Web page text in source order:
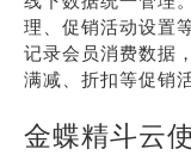
理、促销活动设置
记录会员消费数据
满减、折扣等促销
金蝶精斗云